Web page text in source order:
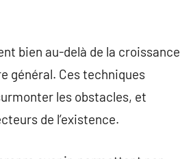
bien au-delà de la croissance
général. Ces techniques
les obstacles, et
de l’existence.